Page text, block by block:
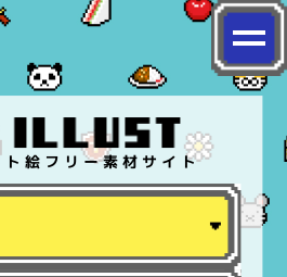
絵フリー素材サイト